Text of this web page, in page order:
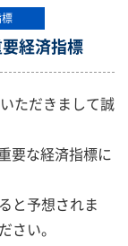
経済指標
ただきまして誠
要な経済指標に
と予想されま
さい。